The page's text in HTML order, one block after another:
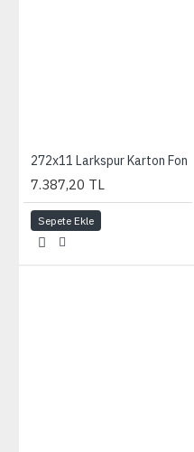
272x11 Larkspur Karton Fon
7.387,20 TL
Sepete Ekle